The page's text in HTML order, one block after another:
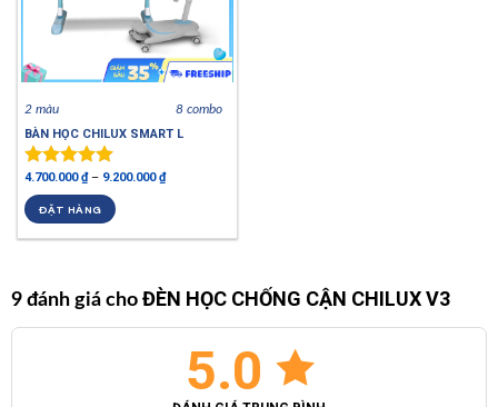
2 màu 8 combo
BÀN HỌC CHILUX SMART L
Được xếp
hạng4.94
5 sao
4.700.000₫– 9.200.000₫
ĐẶT HÀNG
9 đánh giá cho ĐÈN HỌC CHỐNG CẬN CHILUX V3
5.0